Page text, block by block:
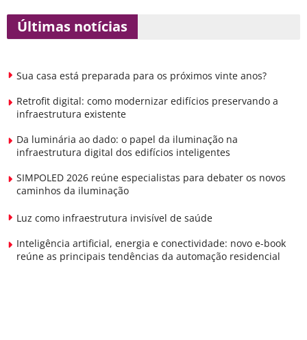
Últimas notícias
Sua casa está preparada para os próximos vinte anos?
Retrofit digital: como modernizar edifícios preservando a
infraestrutura existente
Da luminária ao dado: o papel da iluminação na
infraestrutura digital dos edifícios inteligentes
SIMPOLED 2026 reúne especialistas para debater os novos
caminhos da iluminação
Luz como infraestrutura invisível de saúde
Inteligência artificial, energia e conectividade: novo e-book
reúne as principais tendências da automação residencial